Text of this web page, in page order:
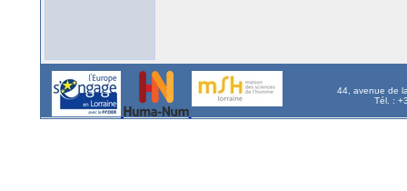
44, avenue de
Tél. :